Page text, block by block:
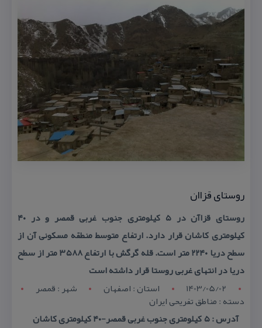
روستای قزاان
روستای قزاآن در ۵ كیلومتری جنوب غربی قمصر و در ۴۰
كیلومتری كاشان قرار دارد. ارتفاع متوسط منطقه مسكونی آن از
سطح دریا ۲۲۴۰ متر است. قله گرگش با ارتفاع ۳۵۸۸ متر از سطح
دریا در انتهای غربی روستا قرار داشته است
1403/05/02
استان : اصفهان شهر : قمصر
دسته : مناطق تفریحی ایران
آدرس : ۵ كیلومتری جنوب غربی قمصر-۴۰ كیلومتری كاشان